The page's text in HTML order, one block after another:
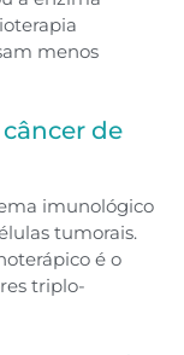
menos
de
imunológico
tumorais.
é o
triplo-